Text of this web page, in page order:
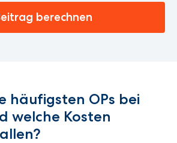
berechnen
häufigsten OPs bei
welche Kosten